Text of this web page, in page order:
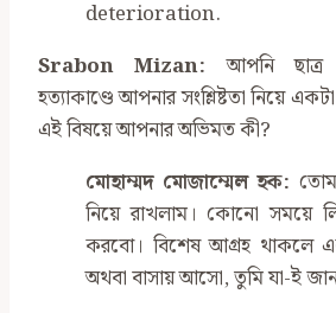
deterioration.
Srabon Mizan: আপনি ছাত্র
হত্যাকাণ্ডে আপনার সংশ্লিষ্টতা নিয়ে
এই বিষয়ে আপনার অভিমত কী?
মোহাম্মদ মোজাম্মেল হক:
নিয়ে রাখলাম। কোনো সময়ে
করবো। বিশেষ আগ্রহ থাকলে
অথবা বাসায় আসো, তুমি যা-ই